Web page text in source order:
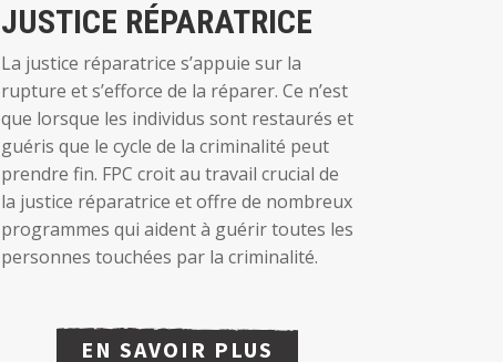
JUSTICE RÉPARATRICE
La justice réparatrice s’appuie sur la
rupture et s’efforce de la réparer. Ce n’est
que lorsque les individus sont restaurés et
guéris que le cycle de la criminalité peut
prendre fin. FPC croit au travail crucial de
la justice réparatrice et offre de nombreux
programmes qui aident à guérir toutes les
personnes touchées par la criminalité.
EN SAVOIR PLUS